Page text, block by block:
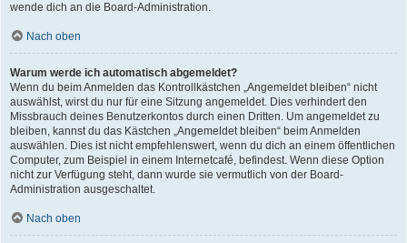
wende dich an die Board-Administration.
Nach oben
Warum werde ich automatisch abgemeldet?
Wenn du beim Anmelden das Kontrollkästchen „Angemeldet bleiben“ nicht
auswählst, wirst du nur für eine Sitzung angemeldet. Dies verhindert den
Missbrauch deines Benutzerkontos durch einen Dritten. Um angemeldet zu
bleiben, kannst du das Kästchen „Angemeldet bleiben“ beim Anmelden
auswählen. Dies ist nicht empfehlenswert, wenn du dich an einem öffentlichen
Computer, zum Beispiel in einem Internetcafé, befindest. Wenn diese Option
nicht zur Verfügung steht, dann wurde sie vermutlich von der Board-
Administration ausgeschaltet.
Nach oben